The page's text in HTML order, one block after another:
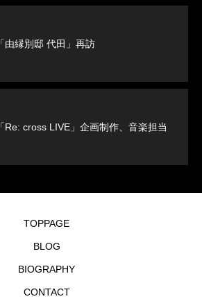
「由縁別邸 代田」再訪
「Re: cross LIVE」企画制作、音楽担当
TOPPAGE
BLOG
BIOGRAPHY
CONTACT